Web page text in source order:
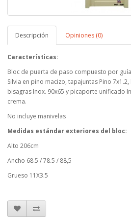
Descripción Opiniones (0)
Características:
Bloc de puerta de paso compuesto por
Silvia en pino macizo, tapajuntas Pino
bisagras Inox. 90x65 y picaporte unificado
crema.
No incluye manivelas
Medidas estándar exteriores del bloc:
Alto 206cm
Ancho 68.5 / 78.5 / 88,5
Grueso 11X3.5